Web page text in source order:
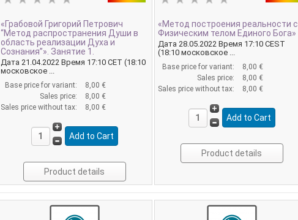
«Грабовой Григорий Петрович
“Метод распространения Души в
область реализации Духа и
Сознания”». Занятие 1.
Дата 21.04.2022 Время 17:10 CET (18:10
московское ...
Base price for variant:
8,00 €
Sales price:
8,00 €
Sales price without tax:
8,00 €
Product details
«Метод построения реальности с
Физическим телом Единого Бога»
Дата 28.05.2022 Время 17:10 CEST
(18:10 московское ...
Base price for variant:
8,00 €
Sales price:
8,00 €
Sales price without tax:
8,00 €
Product details